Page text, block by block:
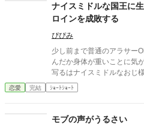
ナイスミドルな国王に
ロインを成敗する
ぴぴみ
少し前まで普通のアラサー
んだか身体が重いことに気
写るはナイスミドルなおじ
と呼ぶ。 ヒロインが悪役令
世の記憶持ちとしてこの状
恋愛 完結 ｼｮｰﾄｼｮｰﾄ
モブの声がうるさい